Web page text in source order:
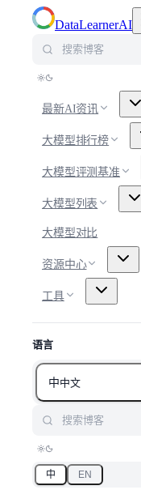
DataLearnerAI
最新AI资讯
大模型排行榜
大模型评测基准
大模型列表
大模型对比
资源中心
工具
语言
中中文
中 EN